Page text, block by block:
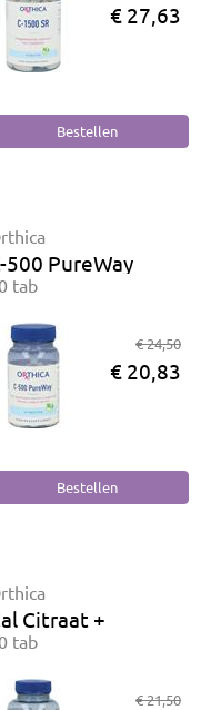
€ 27,63
500 PureWay
tab
€ 24,50
€ 20,83
Citraat +
tab
€ 21,50